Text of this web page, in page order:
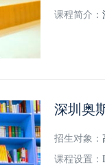
课程简介：
深圳奥
招生对象：
课程设置：